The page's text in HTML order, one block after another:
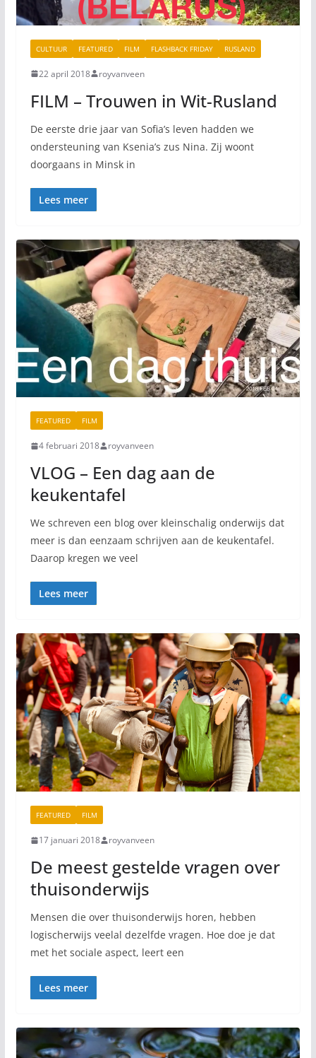
CULTUUR FEATURED FILM FLASHBACK FRIDAY RUSLAND
22 april 2018 royvanveen
FILM – Trouwen in Wit-Rusland
De eerste drie jaar van Sofia’s leven hadden we
ondersteuning van Ksenia’s zus Nina. Zij woont
doorgaans in Minsk in
Lees meer
FEATURED FILM
4 februari 2018 royvanveen
VLOG – Een dag aan de
keukentafel
We schreven een blog over kleinschalig onderwijs dat
meer is dan eenzaam schrijven aan de keukentafel.
Daarop kregen we veel
Lees meer
FEATURED FILM
17 januari 2018 royvanveen
De meest gestelde vragen over
thuisonderwijs
Mensen die over thuisonderwijs horen, hebben
logischerwijs veelal dezelfde vragen. Hoe doe je dat
met het sociale aspect, leert een
Lees meer